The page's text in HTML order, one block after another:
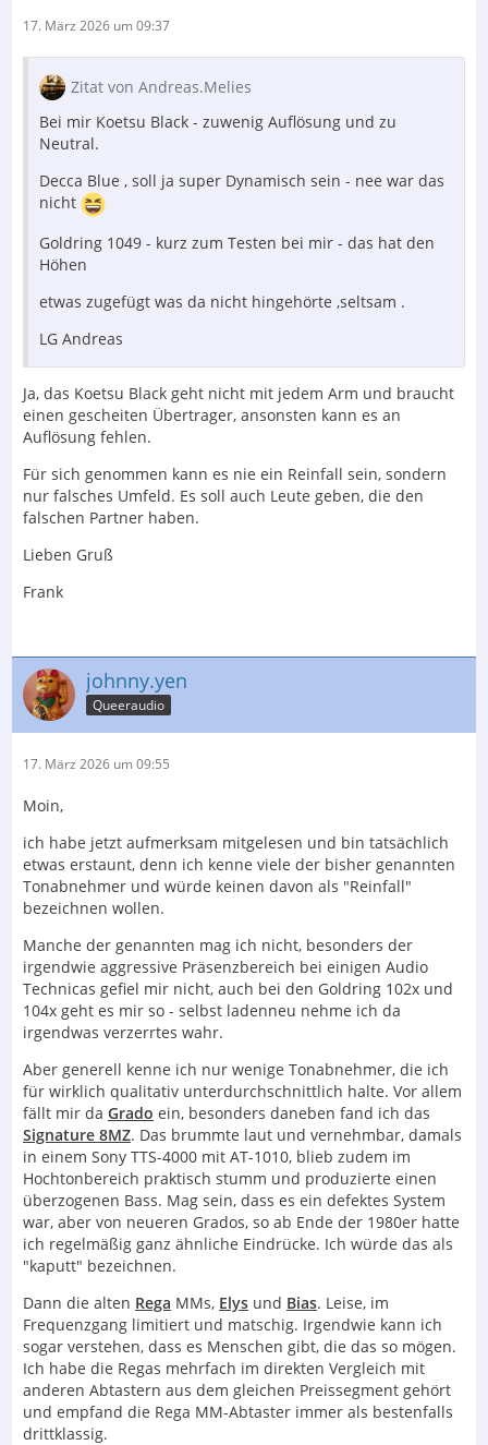
17. März 2026 um 09:37
Zitat von Andreas.Melies
Bei mir Koetsu Black - zuwenig Auflösung und zu
Neutral.
Decca Blue , soll ja super Dynamisch sein - nee war das
nicht
Goldring 1049 - kurz zum Testen bei mir - das hat den
Höhen
etwas zugefügt was da nicht hingehörte ,seltsam .
LG Andreas
Ja, das Koetsu Black geht nicht mit jedem Arm und braucht
einen gescheiten Übertrager, ansonsten kann es an
Auflösung fehlen.
Für sich genommen kann es nie ein Reinfall sein, sondern
nur falsches Umfeld. Es soll auch Leute geben, die den
falschen Partner haben.
Lieben Gruß
Frank
johnny.yen
Queeraudio
17. März 2026 um 09:55
Moin,
ich habe jetzt aufmerksam mitgelesen und bin tatsächlich
etwas erstaunt, denn ich kenne viele der bisher genannten
Tonabnehmer und würde keinen davon als "Reinfall"
bezeichnen wollen.
Manche der genannten mag ich nicht, besonders der
irgendwie aggressive Präsenzbereich bei einigen Audio
Technicas gefiel mir nicht, auch bei den Goldring 102x und
104x geht es mir so - selbst ladenneu nehme ich da
irgendwas verzerrtes wahr.
Aber generell kenne ich nur wenige Tonabnehmer, die ich
für wirklich qualitativ unterdurchschnittlich halte. Vor allem
fällt mir da Grado ein, besonders daneben fand ich das
Signature 8MZ. Das brummte laut und vernehmbar, damals
in einem Sony TTS-4000 mit AT-1010, blieb zudem im
Hochtonbereich praktisch stumm und produzierte einen
überzogenen Bass. Mag sein, dass es ein defektes System
war, aber von neueren Grados, so ab Ende der 1980er hatte
ich regelmäßig ganz ähnliche Eindrücke. Ich würde das als
"kaputt" bezeichnen.
Dann die alten Rega MMs, Elys und Bias. Leise, im
Frequenzgang limitiert und matschig. Irgendwie kann ich
sogar verstehen, dass es Menschen gibt, die das so mögen.
Ich habe die Regas mehrfach im direkten Vergleich mit
anderen Abtastern aus dem gleichen Preissegment gehört
und empfand die Rega MM-Abtaster immer als bestenfalls
drittklassig.